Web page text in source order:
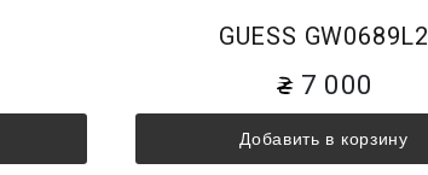
GUESS GW0689L2
7 000
Добавить в корзину